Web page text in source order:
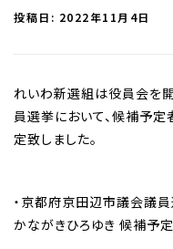
投稿日: 2022年11月4日
れいわ新選組は役員会を
員選挙において、候補予
定致しました。
・京都府京田辺市議会議
かながきひろゆき 候補予